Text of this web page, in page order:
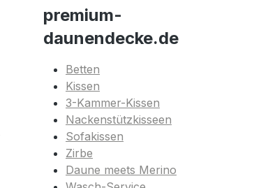
premium-
daunendecke.de
Betten
Kissen
3-Kammer-Kissen
Nackenstützkisseen
Sofakissen
Zirbe
Daune meets Merino